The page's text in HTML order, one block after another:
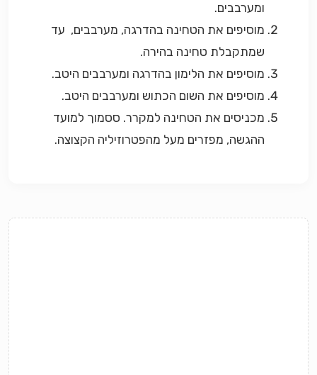
ומערבבים.
מוסיפים את הטחינה בהדרגה, מערבבים, עד
שמתקבלת טחינה בהירה.
מוסיפים את הלימון בהדרגה ומערבבים היטב.
מוסיפים את השום הכתוש ומערבבים היטב.
מכניסים את הטחינה למקרר. ססמוך למועד
ההגשה, מפזרים מעל מהפטרוזיליה הקצוצה.